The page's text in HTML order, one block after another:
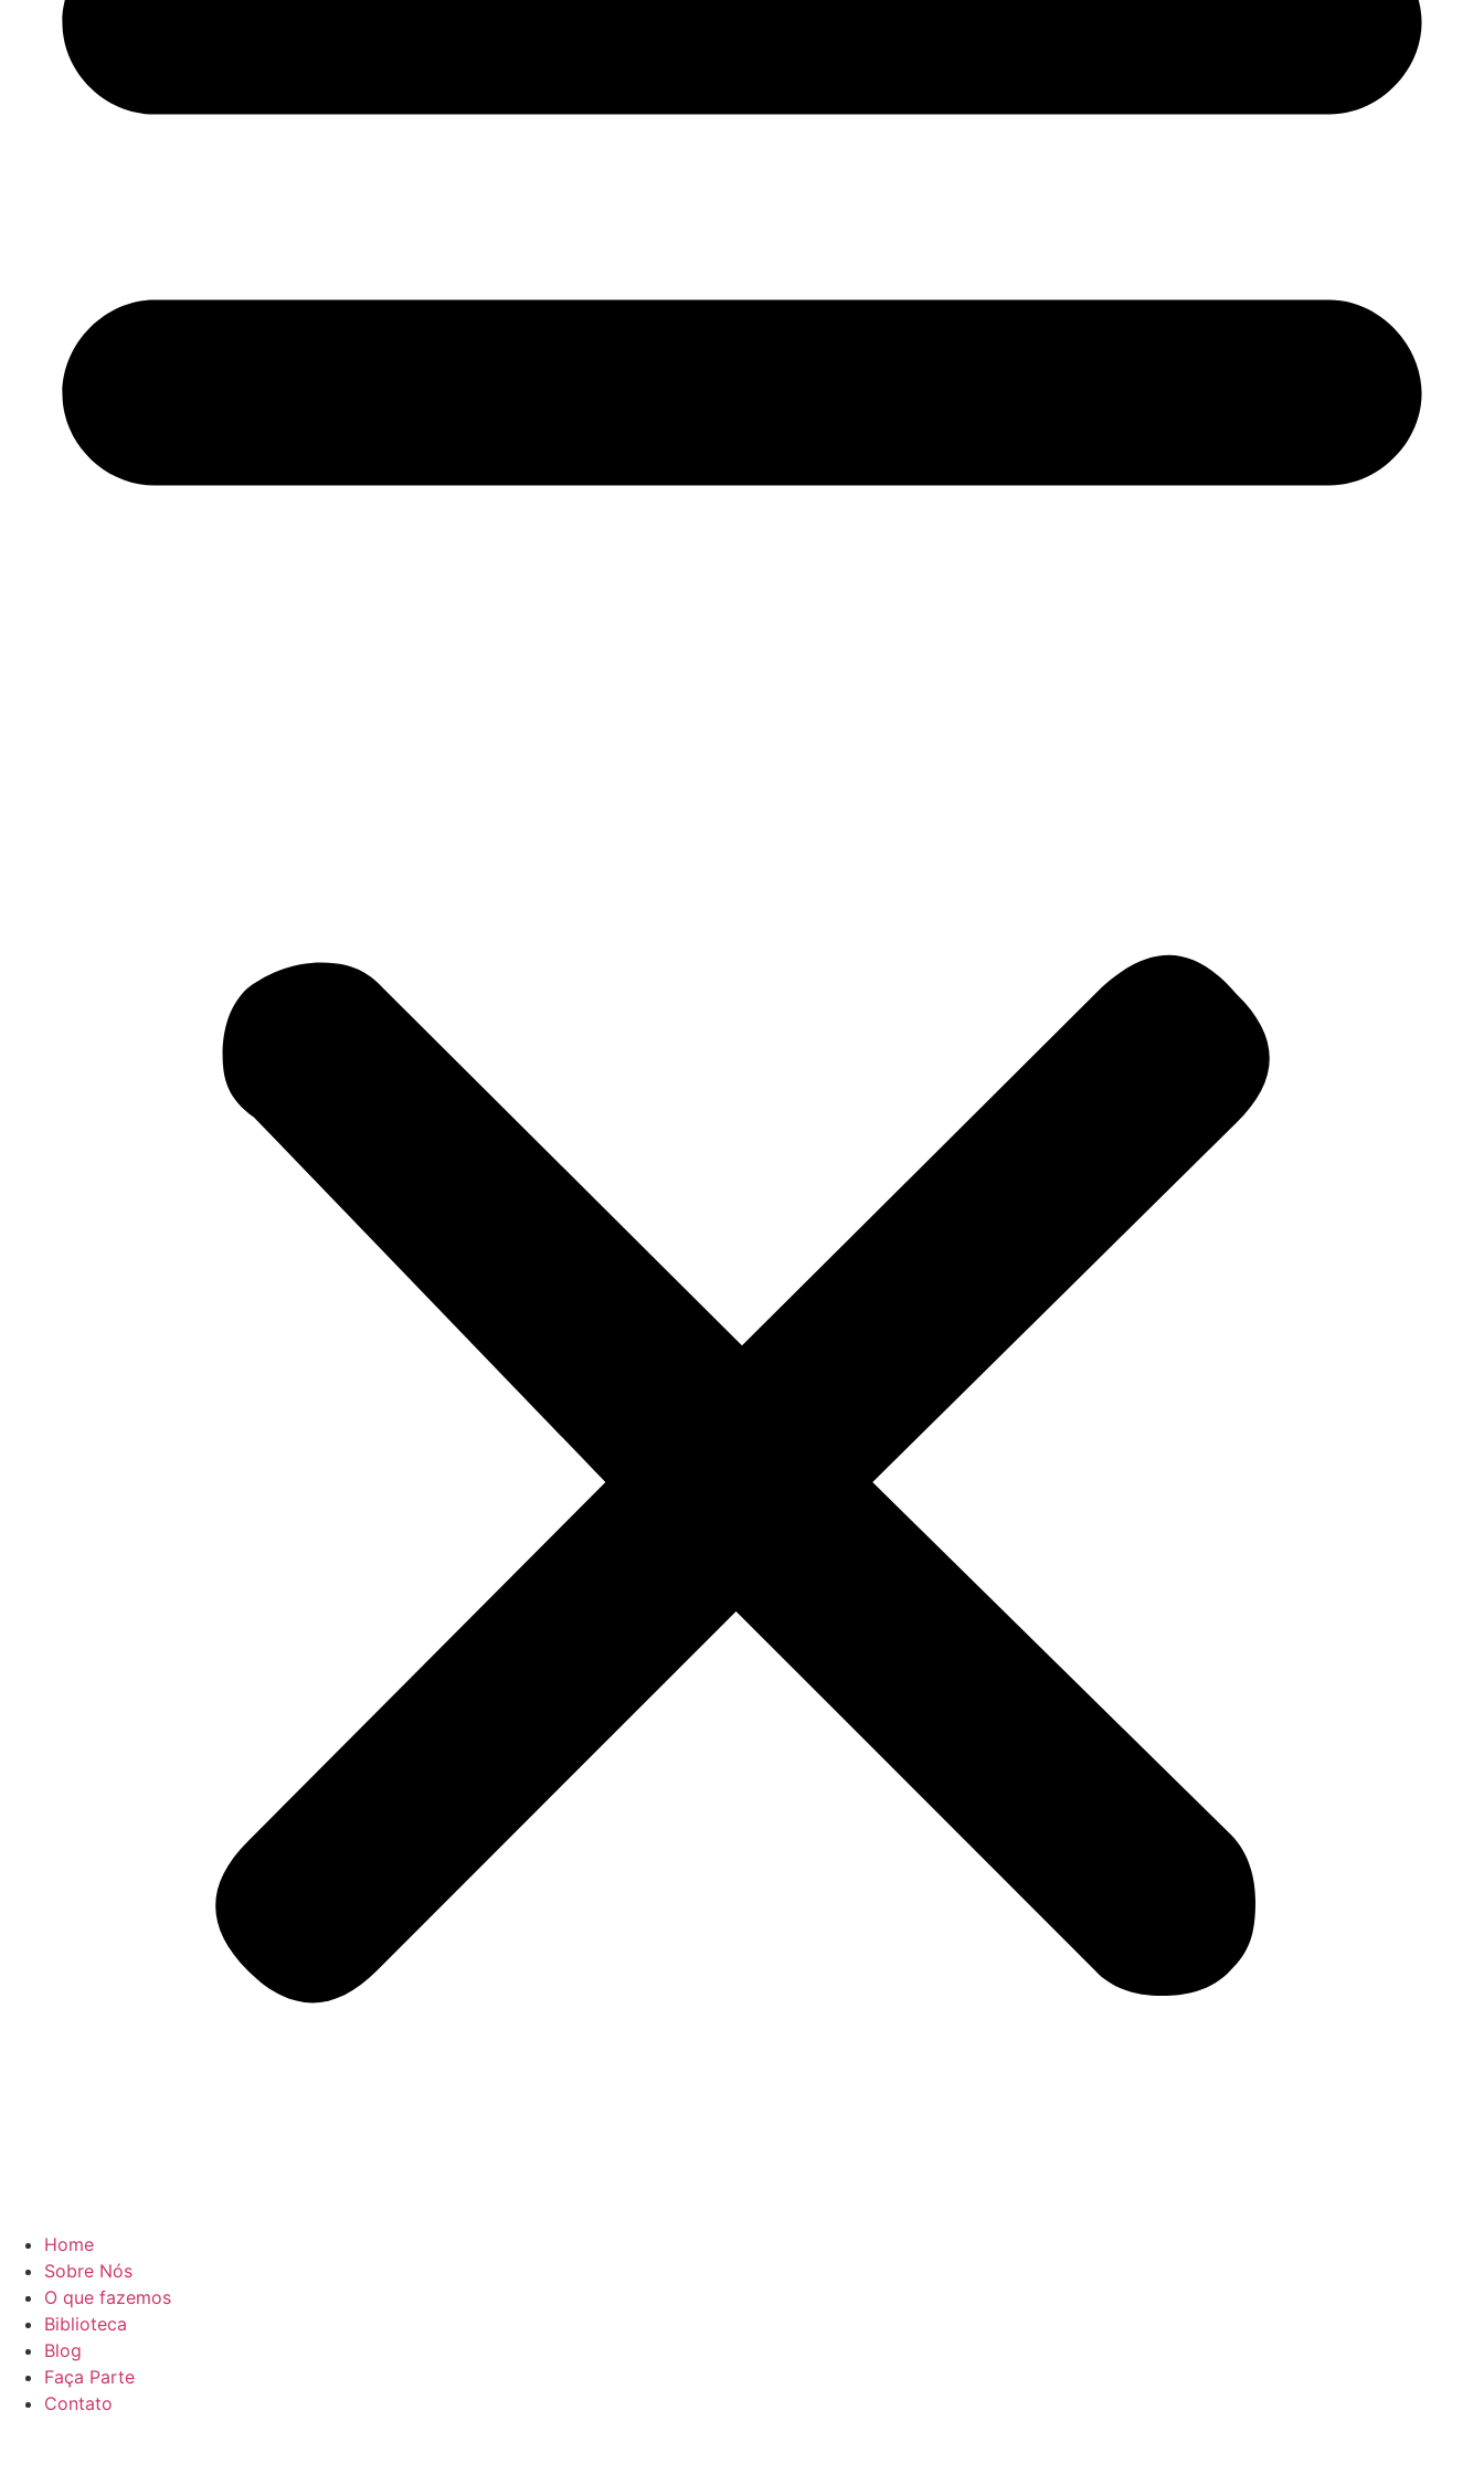
Home
Sobre Nós
O que fazemos
Biblioteca
Blog
Faça Parte
Contato